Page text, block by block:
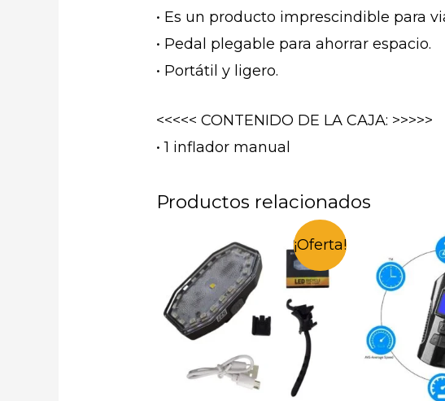
• Es un producto imprescindible para
• Pedal plegable para ahorrar espacio.
• Portátil y ligero.
<<<<< CONTENIDO DE LA CAJA: >>>>>
• 1 inflador manual
Productos relacionados
¡Oferta!